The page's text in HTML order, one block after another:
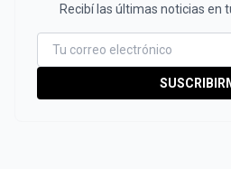
Recibí las últimas noticias en